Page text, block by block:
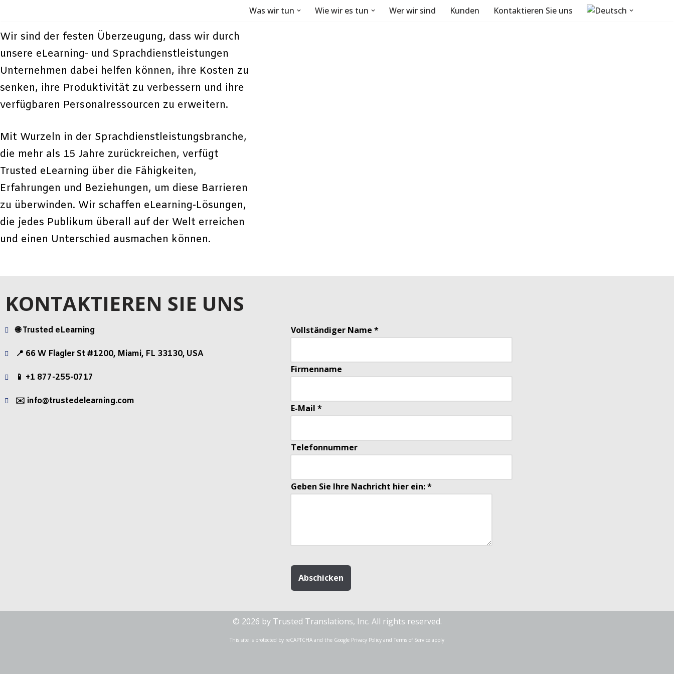
Inhalt
Was wir tun Wie wir es tun Wer wir sind Kunden Kontaktieren Sie uns
Wir sind der festen Überzeugung, dass wir durch
unsere eLearning- und Sprachdienstleistungen
Unternehmen dabei helfen können, ihre Kosten zu
senken, ihre Produktivität zu verbessern und ihre
verfügbaren Personalressourcen zu erweitern.
Mit Wurzeln in der Sprachdienstleistungsbranche,
die mehr als 15 Jahre zurückreichen, verfügt
Trusted eLearning über die Fähigkeiten,
Erfahrungen und Beziehungen, um diese Barrieren
zu überwinden. Wir schaffen eLearning-Lösungen,
die jedes Publikum überall auf der Welt erreichen
und einen Unterschied ausmachen können.
KONTAKTIEREN SIE UNS
🌐 Trusted eLearning
📍 66 W Flagler St #1200, Miami, FL 33130, USA
📱 +1 877-255-0717
✉️ info@trustedelearning.com
Vollständiger Name *
Firmenname
E-Mail *
Telefonnummer
Geben Sie Ihre Nachricht hier ein: *
© 2026 by Trusted Translations, Inc. All rights reserved.
This site is protected by reCAPTCHA and the Google Privacy Policy and Terms of Service apply